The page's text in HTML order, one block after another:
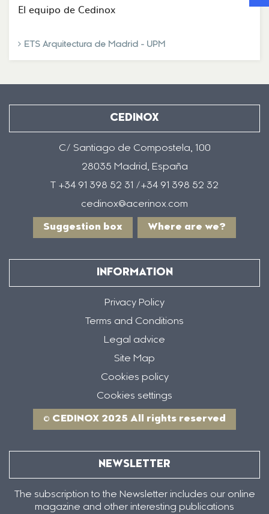
El equipo de Cedinox
ETS Arquitectura de Madrid - UPM
CEDINOX
C/ Santiago de Compostela, 100
28035 Madrid, España
T +34 91 398 52 31 /+34 91 398 52 32
cedinox@acerinox.com
Suggestion box Where are we?
INFORMATION
Privacy Policy
Terms and Conditions
Legal advice
Site Map
Cookies policy
Cookies settings
© CEDINOX 2025 All rights reserved
NEWSLETTER
The subscription to the Newsletter includes our online
magazine and other interesting publications